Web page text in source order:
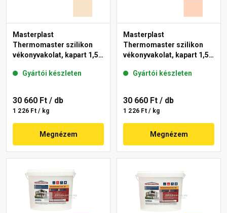
Masterplast
Thermomaster szilikon
vékonyvakolat, kapart 1,5
Gyártói készleten
30 660 Ft / db
1 226 Ft / kg
Megnézem
Masterplast
Thermomaster szilikon
vékonyvakolat, kapart 1,5
Gyártói készleten
30 660 Ft / db
1 226 Ft / kg
Megnézem